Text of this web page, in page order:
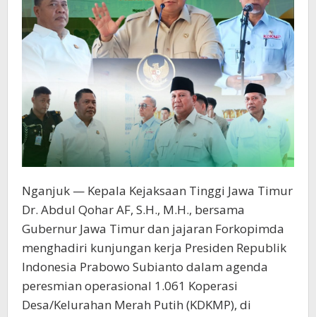
Nganjuk — Kepala Kejaksaan Tinggi Jawa Timur
Dr. Abdul Qohar AF, S.H., M.H., bersama
Gubernur Jawa Timur dan jajaran Forkopimda
menghadiri kunjungan kerja Presiden Republik
Indonesia Prabowo Subianto dalam agenda
peresmian operasional 1.061 Koperasi
Desa/Kelurahan Merah Putih (KDKMP), di